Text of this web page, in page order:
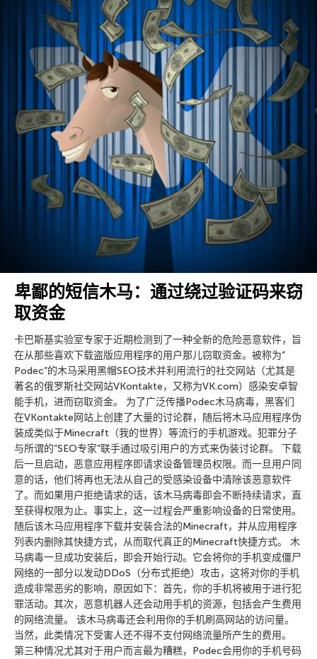
卑鄙的短信木马：通过绕过验证码来窃
取资金
卡巴斯基实验室专家于近期检测到了一种全新的危险恶意软件，旨
在从那些喜欢下载盗版应用程序的用户那儿窃取资金。被称为”
Podec”的木马采用黑帽SEO技术并利用流行的社交网站（尤其是
著名的俄罗斯社交网站VKontakte，又称为VK.com）感染安卓智
能手机，进而窃取资金。 为了广泛传播Podec木马病毒，黑客们
在VKontakte网站上创建了大量的讨论群，随后将木马应用程序伪
装成类似于Minecraft（我的世界）等流行的手机游戏。犯罪分子
与所谓的”SEO专家”联手通过吸引用户的方式来伪装讨论群。 下载
后一旦启动，恶意应用程序即请求设备管理员权限。而一旦用户同
意的话，他们将再也无法从自己的受感染设备中清除该恶意软件
了。而如果用户拒绝请求的话，该木马病毒即会不断持续请求，直
至获得权限为止。事实上，这一过程会严重影响设备的日常使用。
随后该木马应用程序下载并安装合法的Minecraft，并从应用程序
列表内删除其快捷方式，从而取代真正的Minecraft快捷方式。 木
马病毒一旦成功安装后，即会开始行动。它会将你的手机变成僵尸
网络的一部分以发动DDoS（分布式拒绝）攻击，这将对你的手机
造成非常恶劣的影响，原因如下：首先，你的手机将被用于进行犯
罪活动。其次，恶意机器人还会动用手机的资源，包括会产生费用
的网络流量。 该木马病毒还会利用你的手机刷高网站的访问量。
当然，此类情况下受害人还不得不支付网络流量所产生的费用。
第三种情况尤其对于用户而言最为糟糕，Podec会用你的手机号码